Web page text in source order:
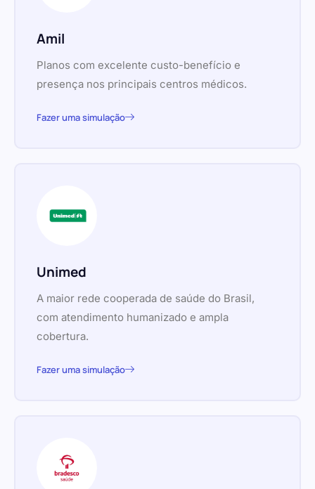
Amil
Planos com excelente custo-benefício e
presença nos principais centros médicos.
Fazer uma simulação
Unimed
A maior rede cooperada de saúde do Brasil,
com atendimento humanizado e ampla
cobertura.
Fazer uma simulação